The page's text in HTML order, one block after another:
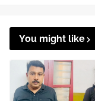
You might like